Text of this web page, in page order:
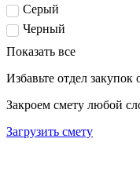
Серый
Черный
Показать все
Избавьте отдел закупок
Закроем смету любой
Загрузить смету